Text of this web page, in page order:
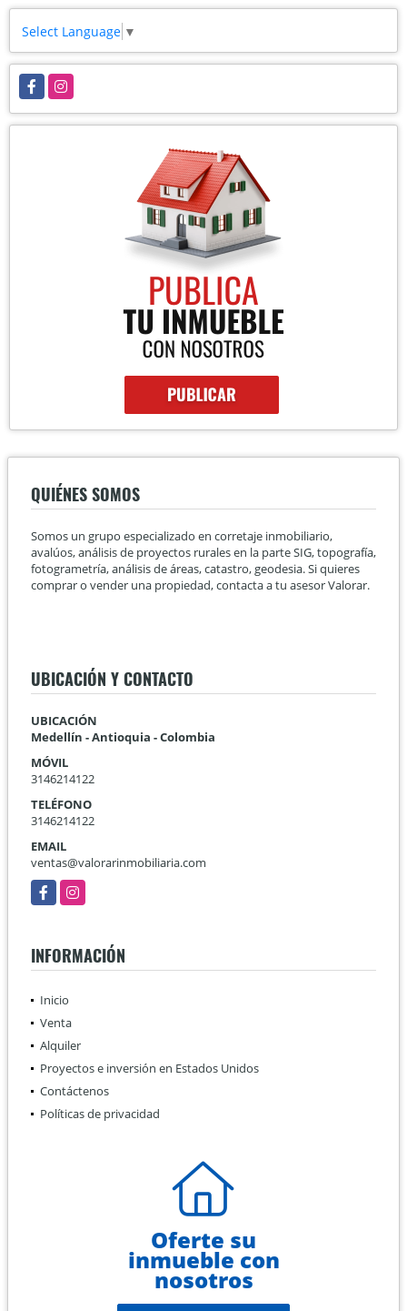
Select Language ▼
FacebookInstagram
QUIÉNES SOMOS
Somos un grupo especializado en corretaje inmobiliario,
avalúos, análisis de proyectos rurales en la parte SIG, topografía,
fotogrametría, análisis de áreas, catastro, geodesia. Si quieres
comprar o vender una propiedad, contacta a tu asesor Valorar.
UBICACIÓN Y CONTACTO
UBICACIÓN
Medellín - Antioquia - Colombia
MÓVIL
3146214122
TELÉFONO
3146214122
EMAIL
ventas@valorarinmobiliaria.com
FacebookInstagram
INFORMACIÓN
Inicio
Venta
Alquiler
Proyectos e inversión en Estados Unidos
Contáctenos
Políticas de privacidad
Oferte su
inmueble con
nosotros